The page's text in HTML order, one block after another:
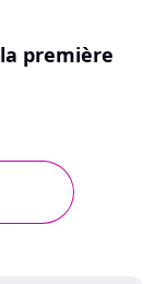
première